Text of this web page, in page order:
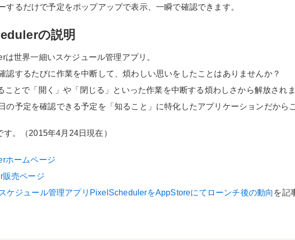
するだけで予定をポップアップで表示、一瞬で確認できます。
の説明
は世界一細いスケジュール管理アプリ。
認するたびに作業を中断して、煩わしい思いをしたことはありませんか？
ことで「開く」や「閉じる」といった作業を中断する煩わしさから解放されま
の予定を確認できる予定を「知ること」に特化したアプリケーションだから
。（2015年4月24日現在）
ホームページ
売ページ
ケジュール管理アプリPixelSchedulerをAppStoreにてローンチ後の動向 を記